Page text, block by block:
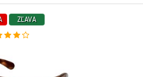
ZĽAVA